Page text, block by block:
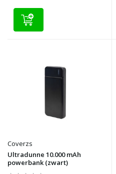
Coverzs
Ultradunne 10.000 mAh
powerbank (zwart)